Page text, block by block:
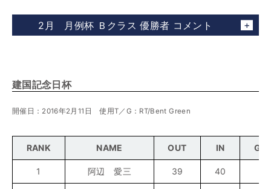
2月 月例杯 Ｂクラス 優勝者 コメント
建国記念日杯
開催日：2016年2月11日 使用T／G：RT/Bent Green
RANK NAME OUT IN
1 阿辺 愛三 39 40